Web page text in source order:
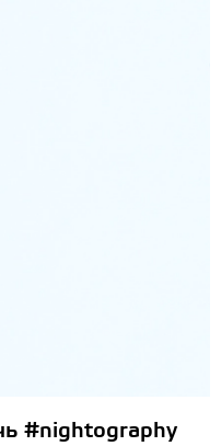
#nightography